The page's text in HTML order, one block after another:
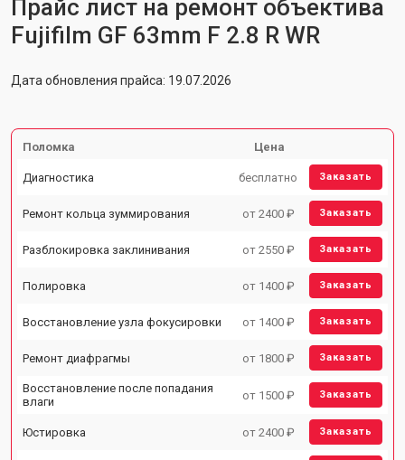
Прайс лист на ремонт объектива
Fujifilm GF 63mm F 2.8 R WR
Дата обновления прайса: 19.07.2026
Поломка Цена
Диагностика бесплатно Заказать
Ремонт кольца зуммирования от 2400 ₽ Заказать
Разблокировка заклинивания от 2550 ₽ Заказать
Полировка от 1400 ₽ Заказать
Восстановление узла фокусировки от 1400 ₽ Заказать
Ремонт диафрагмы от 1800 ₽ Заказать
Восстановление после попадания
влаги
от 1500 ₽ Заказать
Юстировка от 2400 ₽ Заказать